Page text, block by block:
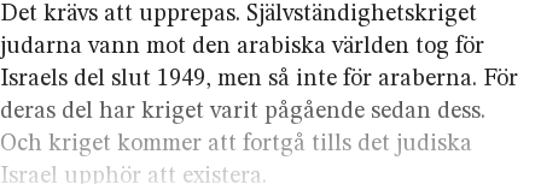
Det krävs att upprepas. Självständighets­kriget
judarna vann mot den arabiska världen tog för
Israels del slut 1949, men så inte för araberna. För
deras del har kriget varit pågående sedan dess.
Och kriget kommer att fortgå tills det judiska
Israel upphör att existera.